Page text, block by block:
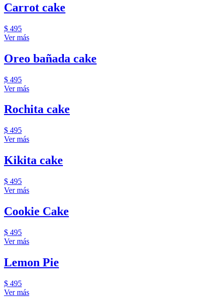
Carrot cake
$ 495
Ver más
Oreo bañada cake
$ 495
Ver más
Rochita cake
$ 495
Ver más
Kikita cake
$ 495
Ver más
Cookie Cake
$ 495
Ver más
Lemon Pie
$ 495
Ver más